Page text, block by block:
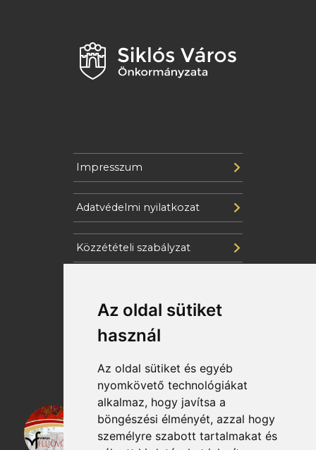
Az oldal sütiket
használ
Az oldal sütiket és egyéb
nyomkövető technológiákat
alkalmaz, hogy javítsa a
böngészési élményét, azzal hogy
személyre szabott tartalmakat és
Impresszum
Adatvédelmi nyilatkozat
Közzétételi szabályzat
Katasztrófavédelem